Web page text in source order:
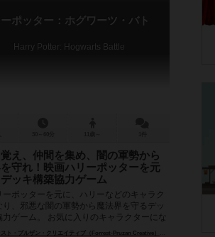
ポッター：ホグワーツ・バト
Harry Potter: Hogwarts Battle
覚え、仲間を集め、闇の軍勢から
を守れ！映画ハリーポッターを元
ッキ構築協力ゲーム
ーポッターを元に、ハリーなどのキャラク
り、邪悪な闇の軍勢から魔法界を守るデッ
力ゲーム。 お気に入りのキャラクターにな
呪文をマスターしたり、仲...
スト・プルザン・クリエイティブ（Forrest-Pruzan Creative）